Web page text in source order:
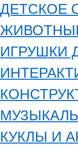
ДЕТСКОЕ
ИГРУШКИ
КУКЛЫ И